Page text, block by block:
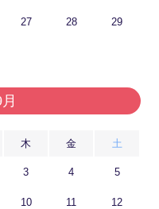
27 28 29
木 金 土
3 4 5
10 11 12